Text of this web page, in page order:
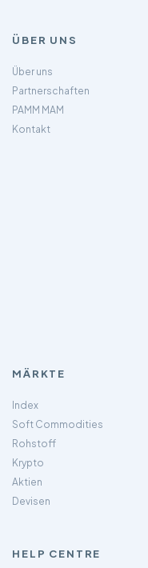
ÜBER UNS
Über uns
Partnerschaften
PAMM MAM
Kontakt
MÄRKTE
Index
Soft Commodities
Rohstoff
Krypto
Aktien
Devisen
HELP CENTRE